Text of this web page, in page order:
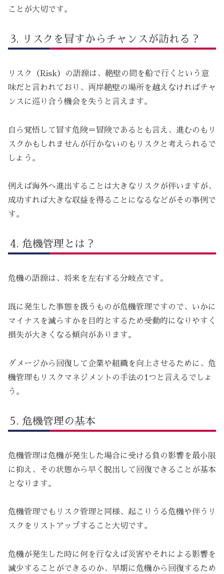
ことが大切です。
リスクを冒すからチャンスが訪れる？
リスク（Risk）の語源は、絶壁の間を船で行くという意
味だと言われており、両岸絶壁の場所を越えなければチャ
ンスに巡り合う機会を失うと言えます。
自ら覚悟して冒す危険＝冒険であるとも言え、進むのもリ
スクかもしれませんが行かないのもリスクと考えられるで
しょう。
例えば海外へ進出することは大きなリスクが伴いますが、
成功すれば大きな収益を得ることになるなどがその事例で
す。
危機管理とは？
危機の語源は、将来を左右する分岐点です。
既に発生した事態を扱うものが危機管理ですので、いかに
マイナスを減らすかを目的とするため受動的になりやすく
損失が大きくなる傾向があります。
ダメージから回復して企業や組織を向上させるために、危
機管理もリスクマネジメントの手法の1つと言えるでしょ
う。
危機管理の基本
危機管理は危機が発生した場合に受ける負の影響を最小限
に抑え、その状態から早く脱出して回復できることが基本
となります。
危機管理でもリスク管理と同様、起こりうる危機や伴うリ
スクをリストアップすること大切です。
危機が発生した時に何を行なえば災害やそれによる影響を
減少することができるのか、早期に危機から回復するため